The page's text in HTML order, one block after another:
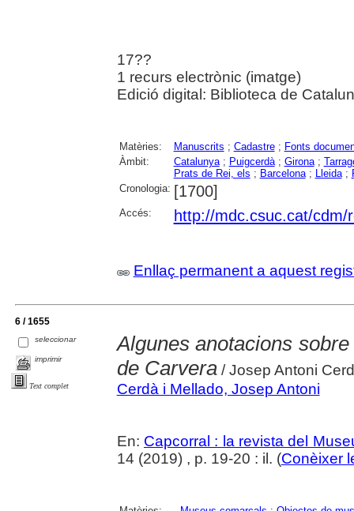
17??
1 recurs electrònic (imatge)
Edició digital: Biblioteca de
Matèries: Manuscrits ; Cadastre; Fonts
Àmbit:
Catalunya; Puigcerdà; Girona;
Prats de Rei, els ; Barcelona; Lleida;
Cronologia: [1700]
Accés: http://mdc.csuc.cat/cdm/
Enllaç permanent a aquest
6 / 1655
seleccionar
imprimir
Text complet
Algunes anotacions
de Carvera/ Josep Antoni
Cerdà i Mellado, Josep Antoni
En: Capcorral : la revista del
14 (2019) , p. 19-20 : il. (Conèixer